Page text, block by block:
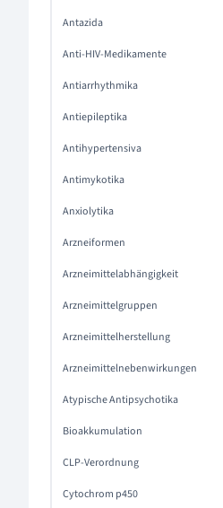
Antazida
Anti-HIV-Medikamente
Antiarrhythmika
Antiepileptika
Antihypertensiva
Antimykotika
Anxiolytika
Arzneiformen
Arzneimittelabhängigkeit
Arzneimittelgruppen
Arzneimittelherstellung
Arzneimittelnebenwirkungen
Atypische Antipsychotika
Bioakkumulation
CLP-Verordnung
Cytochrom p450